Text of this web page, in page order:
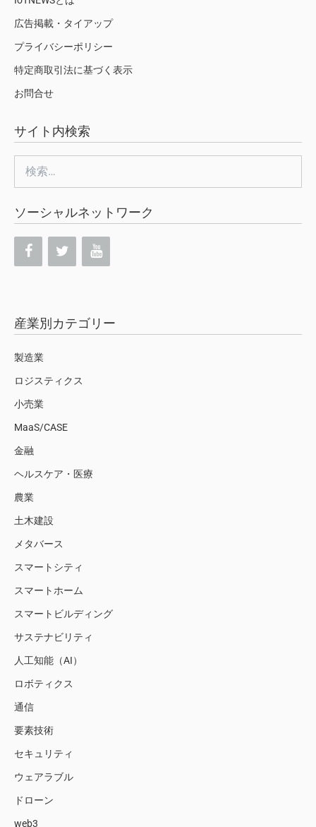
広告掲載・タイアップ
プライバシーポリシー
特定商取引法に基づく表示
お問合せ
サイト内検索
索:
ソーシャルネットワーク
産業別カテゴリー
製造業
ロジスティクス
小売業
MaaS/CASE
金融
ヘルスケア・医療
農業
土木建設
メタバース
スマートシティ
スマートホーム
スマートビルディング
サステナビリティ
人工知能（AI）
ロボティクス
通信
要素技術
セキュリティ
ウェアラブル
ドローン
web3